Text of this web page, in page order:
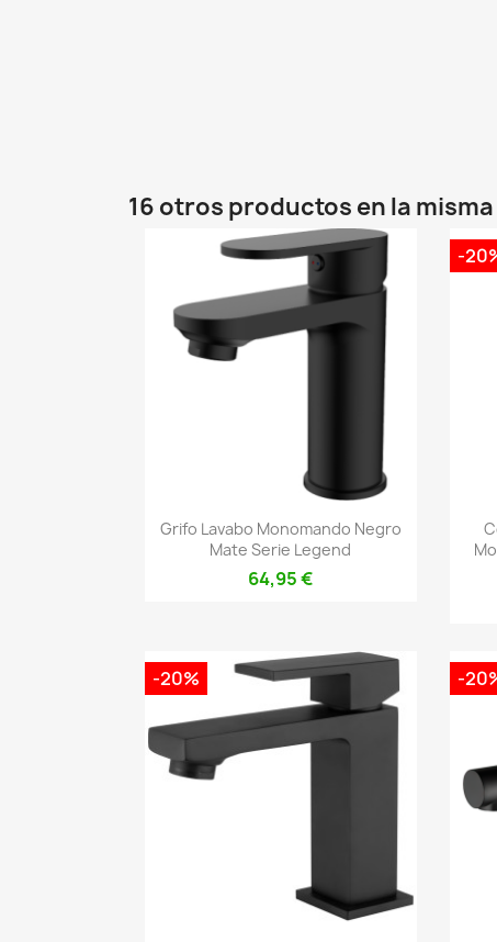
16 otros productos en la
Vista rápida
Grifo Lavabo Monomando Negro
Mate Serie Legend
64,95 €
-
-20% -